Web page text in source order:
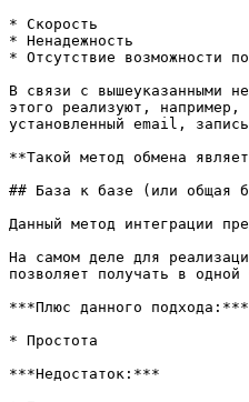
* Скорость
* Ненадежность
* Отсутствие возможности
В связи с вышеуказанными
этого реализуют, например,
установленный email,
**Такой метод обмена
## База к базе (или общая
Данный метод интеграции
На самом деле для
позволяет получать в
***Плюс данного подхода:***
* Простота
***Недостаток:***